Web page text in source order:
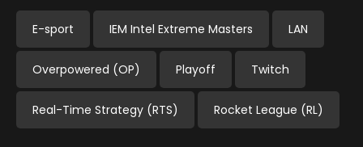
E-sport IEM Intel Extreme Masters LAN
Overpowered (OP) Playoff Twitch
Real-Time Strategy (RTS) Rocket League (RL)